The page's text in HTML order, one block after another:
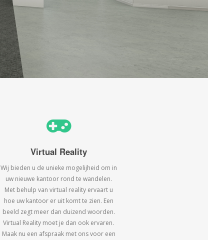
Virtual Reality
Wij bieden u de unieke mogelijheid om in
uw nieuwe kantoor rond te wandelen.
Met behulp van virtual reality ervaart u
hoe uw kantoor er uit komt te zien. Een
beeld zegt meer dan duizend woorden.
Virtual Reality moet je dan ook ervaren.
Maak nu een afspraak met ons voor een